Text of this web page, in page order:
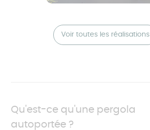
Voir toutes les réalisations
Qu'est-ce qu'une pergola
autoportée ?